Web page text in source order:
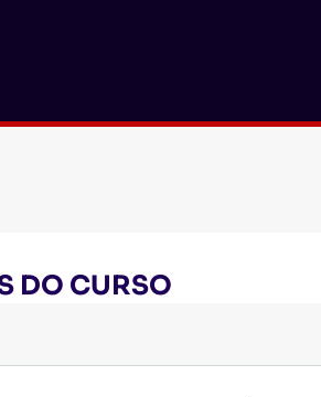
DO CURSO